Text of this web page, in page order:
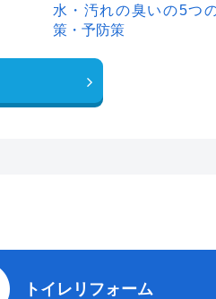
水・汚れの臭いの5つ
策・予防策
トイレリフォーム